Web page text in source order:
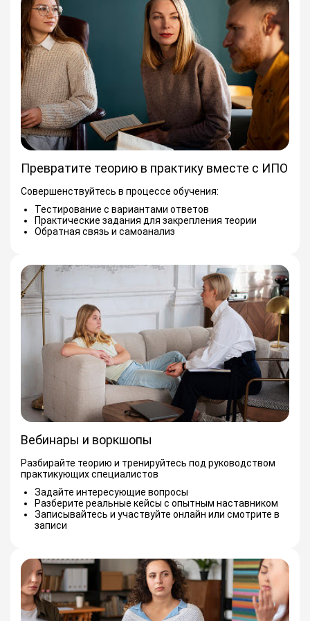
Превратите теорию в практику вместе с ИПО
Совершенствуйтесь в процессе обучения:
Тестирование с вариантами ответов
Практические задания для закрепления теории
Обратная связь и самоанализ
Вебинары и воркшопы
Разбирайте теорию и тренируйтесь под руководством
практикующих специалистов
Задайте интересующие вопросы
Разберите реальные кейсы с опытным наставником
Записывайтесь и участвуйте онлайн или смотрите в
записи